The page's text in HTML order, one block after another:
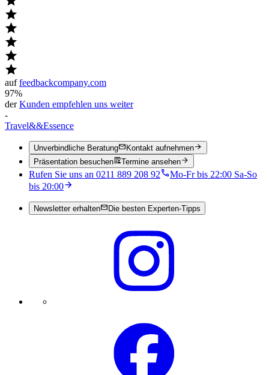
auffeedbackcompany.com
97%
derKunden empfehlen uns weiter
-
Travel&&Essence
Unverbindliche Beratung
Kontakt aufnehmen
Präsentation besuchen
Termine ansehen
Rufen Sie uns an 0211 889 208 92
Mo-Fr bis 22:00 Sa-So
bis 20:00
Newsletter erhalten Die besten Experten-Tipps